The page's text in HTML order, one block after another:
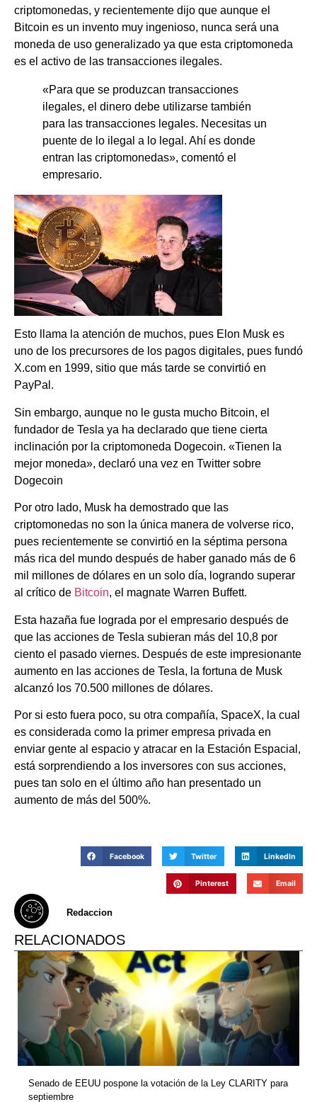
criptomonedas, y recientemente dijo que aunque el
Bitcoin es un invento muy ingenioso, nunca será una
moneda de uso generalizado ya que esta criptomoneda
es el activo de las transacciones ilegales.
«Para que se produzcan transacciones
ilegales, el dinero debe utilizarse también
para las transacciones legales. Necesitas un
puente de lo ilegal a lo legal. Ahí es donde
entran las criptomonedas», comentó el
empresario.
Esto llama la atención de muchos, pues Elon Musk es
uno de los precursores de los pagos digitales, pues fundó
X.com en 1999, sitio que más tarde se convirtió en
PayPal.
Sin embargo, aunque no le gusta mucho Bitcoin, el
fundador de Tesla ya ha declarado que tiene cierta
inclinación por la criptomoneda Dogecoin. «Tienen la
mejor moneda», declaró una vez en Twitter sobre
Dogecoin
Por otro lado, Musk ha demostrado que las
criptomonedas no son la única manera de volverse rico,
pues recientemente se convirtió en la séptima persona
más rica del mundo después de haber ganado más de 6
mil millones de dólares en un solo día, logrando superar
al crítico de Bitcoin, el magnate Warren Buffett.
Esta hazaña fue lograda por el empresario después de
que las acciones de Tesla subieran más del 10,8 por
ciento el pasado viernes. Después de este impresionante
aumento en las acciones de Tesla, la fortuna de Musk
alcanzó los 70.500 millones de dólares.
Por si esto fuera poco, su otra compañía, SpaceX, la cual
es considerada como la primer empresa privada en
enviar gente al espacio y atracar en la Estación Espacial,
está sorprendiendo a los inversores con sus acciones,
pues tan solo en el último año han presentado un
aumento de más del 500%.
Facebook Twitter LinkedIn
Pinterest Email
Redaccion
RELACIONADOS
Senado de EEUU pospone la votación de la Ley CLARITY para
septiembre